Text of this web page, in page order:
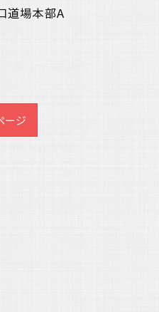
道場本部A
ージ